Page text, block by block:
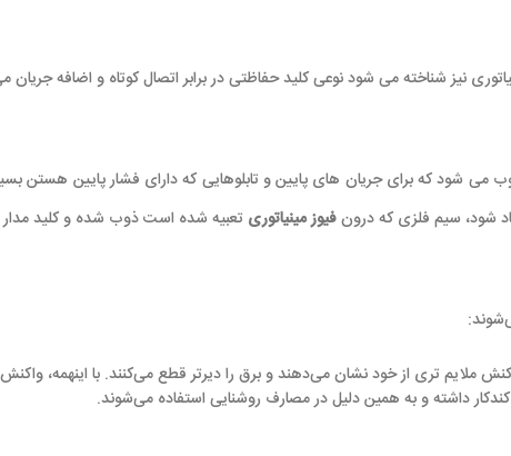
نیز شناخته می شود نوعی کلید حفاظتی در برابر اتصال کوتاه و اضافه جریان
شود که برای جریان های پایین و تابلوهایی که دارای فشار پایین هستن
شود، سیم فلزی که درونفیوز مینیاتوری تعبیه شده است ذوب شده و کلید مدار
ملایم تری از خود نشان می‌دهند و برق را دیرتر قطع می‌کنند. با اینهمه،
داشته و به همین دلیل در مصارف روشنایی استفاده می‌شوند.